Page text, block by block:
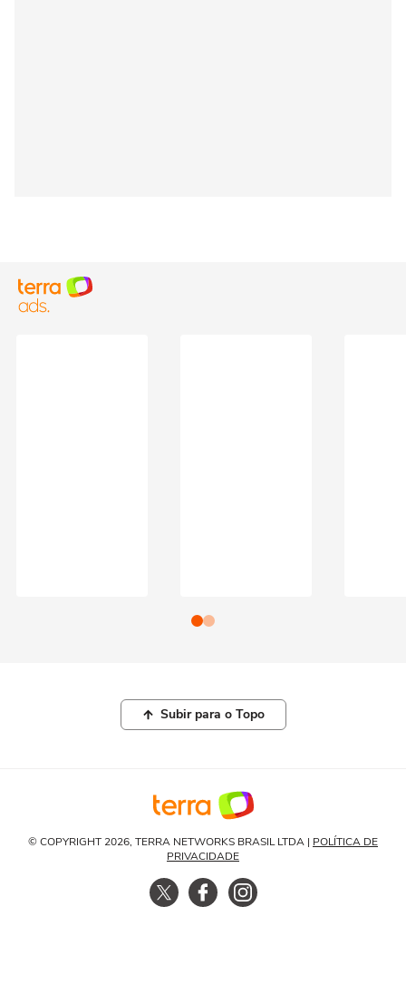
Subir para o Topo
© COPYRIGHT 2026, TERRA NETWORKS BRASIL LTDA | POLÍTICA DE
PRIVACIDADE